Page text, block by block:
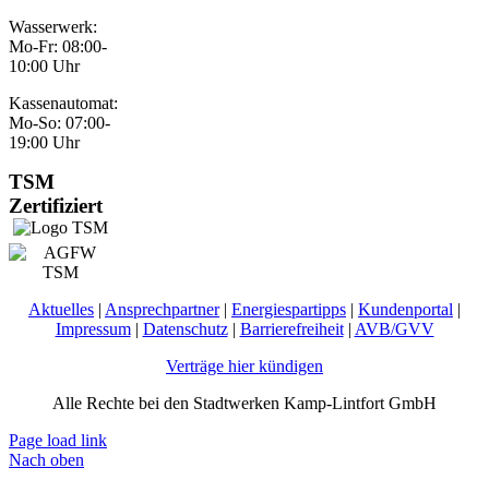
Wasserwerk:
Mo-Fr: 08:00-
10:00 Uhr
Kassenautomat:
Mo-So: 07:00-
19:00 Uhr
TSM
Zertifiziert
Aktuelles | Ansprechpartner| Energiespartipps | Kundenportal |
Impressum| Datenschutz| Barrierefreiheit| AVB/GVV
Verträge hier kündigen
Alle Rechte bei den Stadtwerken Kamp-Lintfort GmbH
Page load link
Nach oben